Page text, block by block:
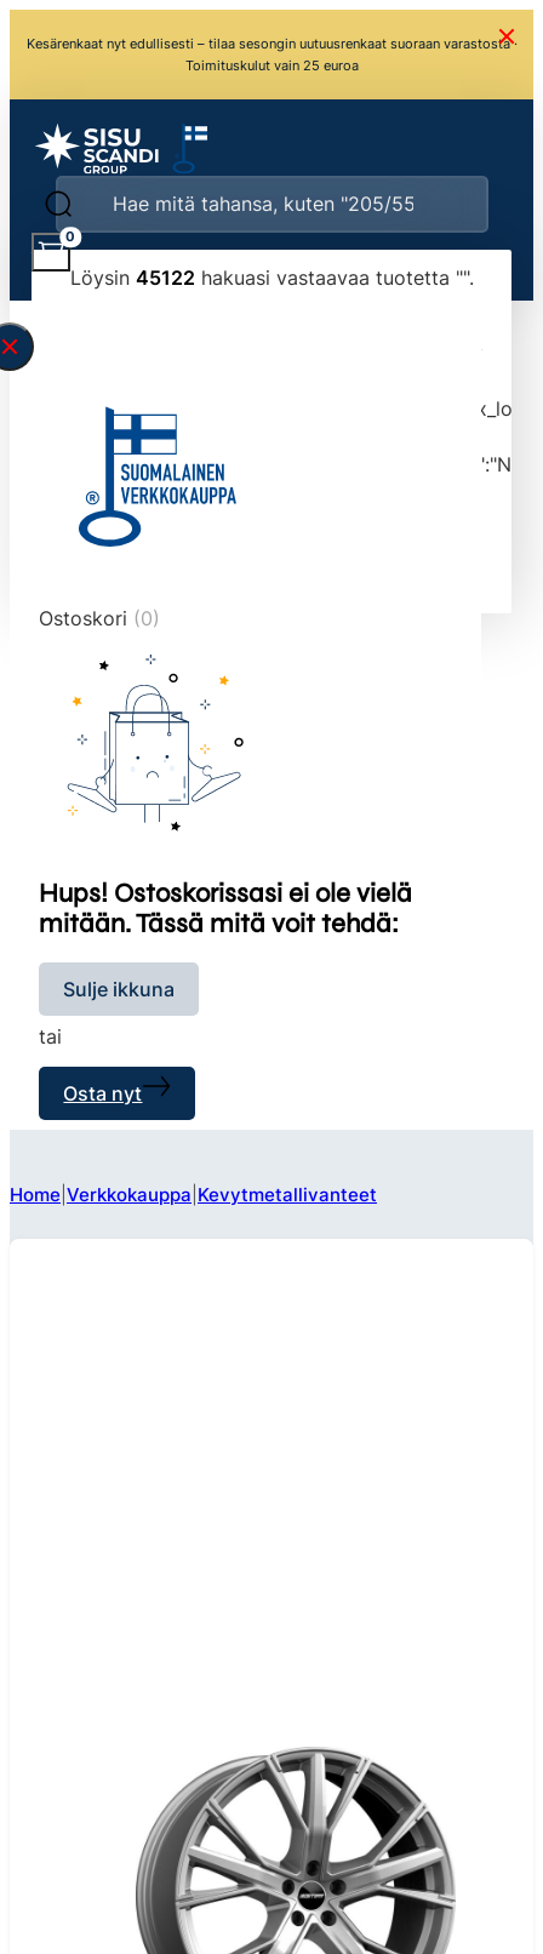
Kesärenkaat nyt edullisesti – tilaa sesongin uutuusrenkaat suoraan varastosta ·
Toimituskulut vain 25 euroa
Löysin 45122 hakuasi vastaavaa tuotetta "".
typed the search query correctly.<br>Currently
tmlmvi","meta_query":
data-original-query-vars="[]" data-page="1"
data-max-pages="4513" data-start="1" data-
end="10">
0
Ostoskori (0)
Hups! Ostoskorissasi ei ole vielä
mitään. Tässä mitä voit tehdä:
Sulje ikkuna
tai
Osta nyt
Home Verkkokauppa Kevytmetallivanteet